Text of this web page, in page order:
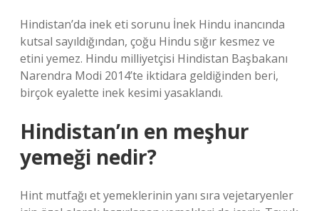
Hindistan’da inek eti sorunu İnek Hindu inancında
kutsal sayıldığından, çoğu Hindu sığır kesmez ve
etini yemez. Hindu milliyetçisi Hindistan Başbakanı
Narendra Modi 2014’te iktidara geldiğinden beri,
birçok eyalette inek kesimi yasaklandı.
Hindistan’ın en meşhur
yemeği nedir?
Hint mutfağı et yemeklerinin yanı sıra vejetaryenler